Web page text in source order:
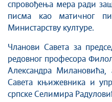
спровођења мера ради
писма као матичног
Министарству културе.
Чланови Савета за
редовног професора
Александра Милановића,
Савета књижевника и
српске Селимира